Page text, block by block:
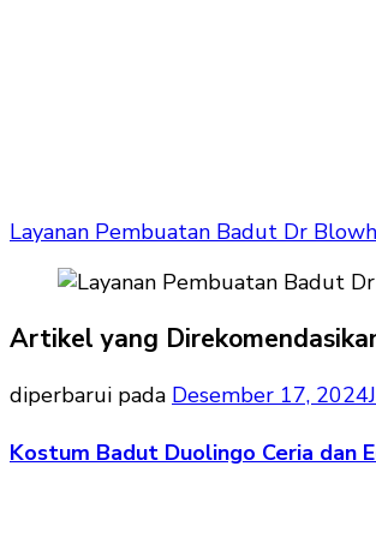
Layanan Pembuatan Badut Dr
Artikel yang
diperbarui pada Desember 17, 2024
Kostum Badut Duolingo Ceria dan